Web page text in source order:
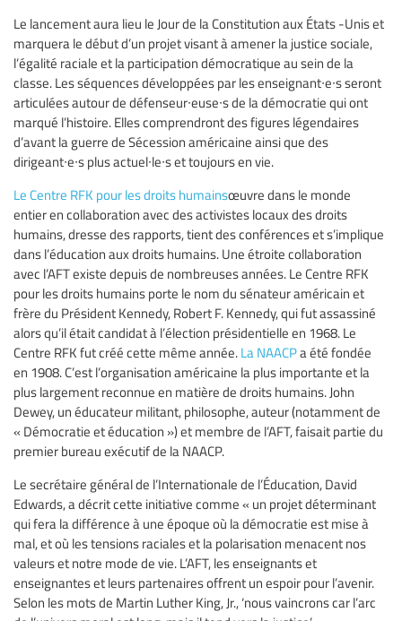
Le lancement aura lieu le Jour de la Constitution aux États -Unis et
marquera le début d’un projet visant à amener la justice sociale,
l’égalité raciale et la participation démocratique au sein de la
classe. Les séquences développées par les enseignant∙e∙s seront
articulées autour de défenseur∙euse∙s de la démocratie qui ont
marqué l’histoire. Elles comprendront des figures légendaires
d’avant la guerre de Sécession américaine ainsi que des
dirigeant∙e∙s plus actuel∙le∙s et toujours en vie.
Le Centre RFK pour les droits humainsœuvre dans le monde
entier en collaboration avec des activistes locaux des droits
humains, dresse des rapports, tient des conférences et s’implique
dans l’éducation aux droits humains. Une étroite collaboration
avec l’AFT existe depuis de nombreuses années. Le Centre RFK
pour les droits humains porte le nom du sénateur américain et
frère du Président Kennedy, Robert F. Kennedy, qui fut assassiné
alors qu’il était candidat à l’élection présidentielle en 1968. Le
Centre RFK fut créé cette même année. La NAACPa été fondée
en 1908. C’est l’organisation américaine la plus importante et la
plus largement reconnue en matière de droits humains. John
Dewey, un éducateur militant, philosophe, auteur (notamment de
« Démocratie et éducation ») et membre de l’AFT, faisait partie du
premier bureau exécutif de la NAACP.
Le secrétaire général de l’Internationale de l’Éducation, David
Edwards, a décrit cette initiative comme « un projet déterminant
qui fera la différence à une époque où la démocratie est mise à
mal, et où les tensions raciales et la polarisation menacent nos
valeurs et notre mode de vie. L’AFT, les enseignants et
enseignantes et leurs partenaires offrent un espoir pour l’avenir.
Selon les mots de Martin Luther King, Jr., ‘nous vaincrons car l’arc